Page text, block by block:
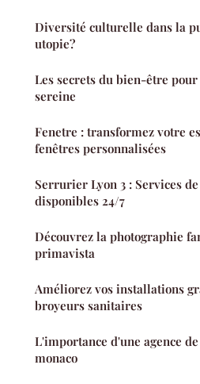
Diversité culturelle dans la
utopie?
Les secrets du bien-être
sereine
Fenetre : transformez votre
fenêtres personnalisées
Serrurier Lyon 3 : Services
disponibles 24/7
Découvrez la photographie
primavista
Améliorez vos installations
broyeurs sanitaires
L'importance d'une agence
monaco